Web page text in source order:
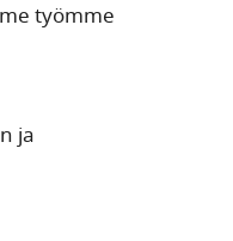
työmme
ja